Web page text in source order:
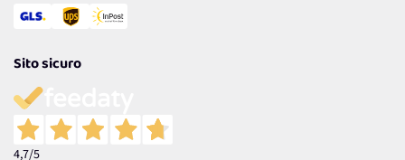
Sito sicuro
4,7/5